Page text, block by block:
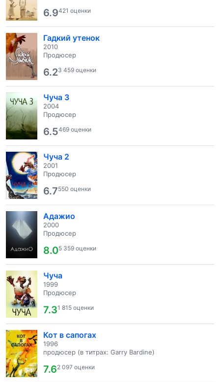
6.9421 оценки
Гадкий утенок
2010
Продюсер
6.23 459 оценки
Чуча 3
2004
Продюсер
6.5469 оценки
Чуча 2
2001
Продюсер
6.7550 оценки
Адажио
2000
Продюсер
8.05 359 оценки
Чуча
1999
Продюсер
7.31 815 оценки
Кот в сапогах
1996
продюсер (в титрах: Garry Bardine)
7.62 097 оценки